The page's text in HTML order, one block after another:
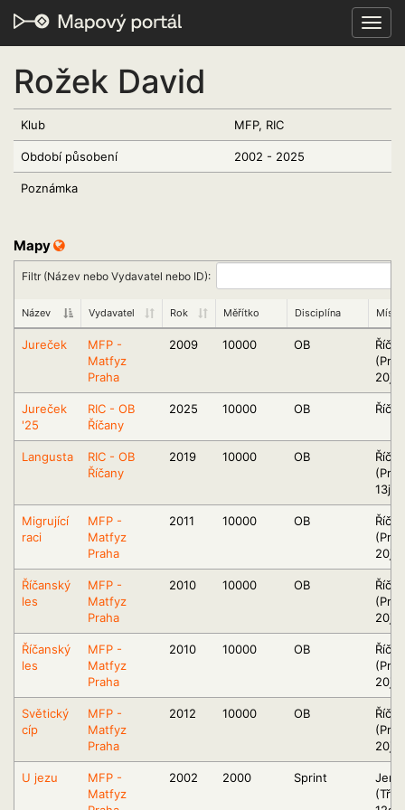
Rožek David
Klub MFP, RIC
Období působení 2002 - 2025
Poznámka
Mapy
Filtr (Název nebo Vydavatel nebo ID):
Název Vydavatel Rok Měřítko Disciplína Místo
Jureček
MFP -
Matfyz
Praha
2009 10000 OB
20jv)
Jureček
'25
RIC - OB
Říčany
2025 10000 OB
Langusta
RIC - OB
Říčany
2019 10000 OB
13jv)
Migrující
raci
MFP -
Matfyz
Praha
2011 10000 OB
20jv)
Říčanský
les
MFP -
Matfyz
Praha
2010 10000 OB
20jv)
Říčanský
les
MFP -
Matfyz
Praha
2010 10000 OB
20jv)
Světický
cíp
MFP -
Matfyz
Praha
2012 10000 OB
20jv)
U jezu
MFP -
Matfyz
2002 2000 Sprint